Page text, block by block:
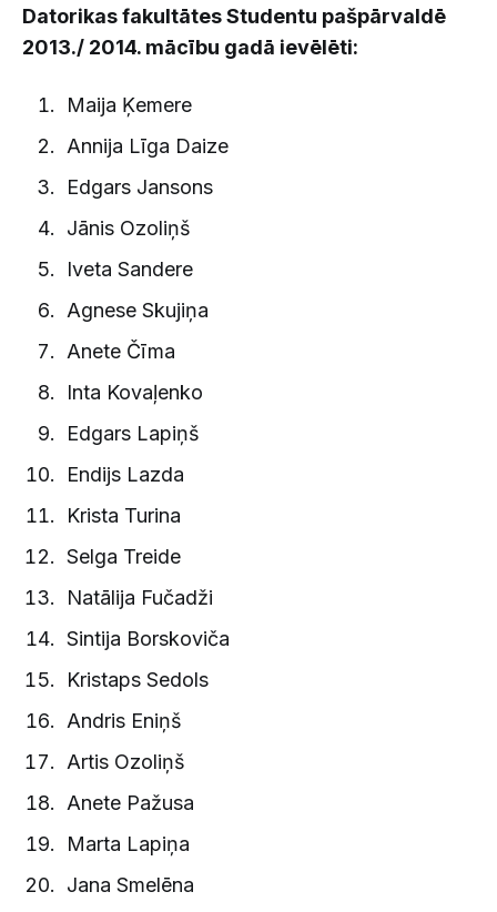
Datorikas fakultātes Studentu pašpārvaldē
2013./ 2014. mācību gadā ievēlēti:
Maija Ķemere
Annija Līga Daize
Edgars Jansons
Jānis Ozoliņš
Iveta Sandere
Agnese Skujiņa
Anete Čīma
Inta Kovaļenko
Edgars Lapiņš
Endijs Lazda
Krista Turina
Selga Treide
Natālija Fučadži
Sintija Borskoviča
Kristaps Sedols
Andris Eniņš
Artis Ozoliņš
Anete Pažusa
Marta Lapiņa
Jana Smelēna